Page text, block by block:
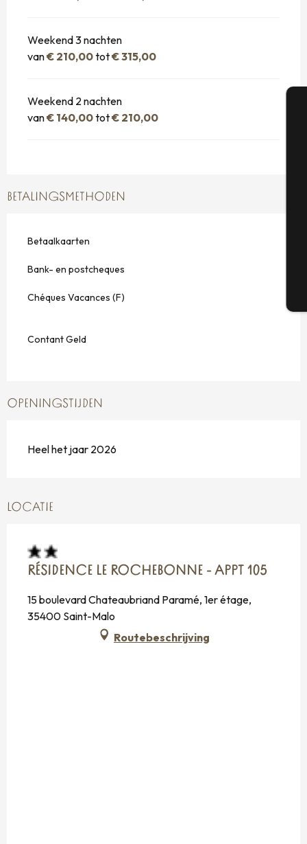
Weekend 3 nachten
van€ 210,00tot€ 315,00
Weekend 2 nachten
van€ 140,00tot€ 210,00
BETALINGSMETHODEN
Betaalkaarten
Bank- en postcheques
Chéques Vacances (F)
Contant Geld
OPENINGSTIJDEN
Heel het jaar 2026
LOCATIE
RÉSIDENCE LE ROCHEBONNE - APPT 105
15 boulevard Chateaubriand Paramé, 1er étage,
35400 Saint-Malo
Routebeschrijving